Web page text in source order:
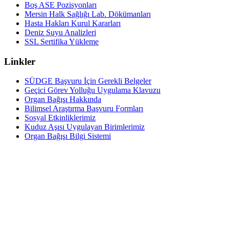
Boş ASE Pozisyonları
Mersin Halk Sağlığı Lab. Dökümanları
Hasta Hakları Kurul Kararları
Deniz Suyu Analizleri
SSL Sertifika Yükleme
Linkler
SÜDGE Başvuru İçin Gerekli Belgeler
Geçici Görev Yolluğu Uygulama Klavuzu
Organ Bağışı Hakkında
Bilimsel Araştırma Başvuru Formları
Sosyal Etkinliklerimiz
Kuduz Aşısı Uygulayan Birimlerimiz
Organ Bağışı Bilgi Sistemi